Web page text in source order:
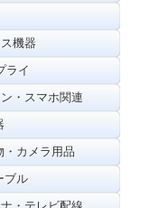
機器
ライ
・スマホ関連
・カメラ用品
ブル